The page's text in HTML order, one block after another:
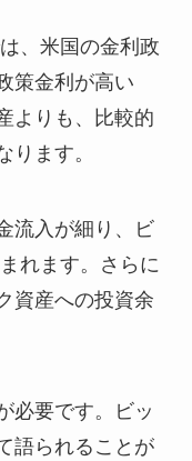
、米国の金利政
策金利が高い
よりも、比較的
ります。
流入が細り、ビ
れます。さらに
資産への投資余
必要です。ビッ
語られることが